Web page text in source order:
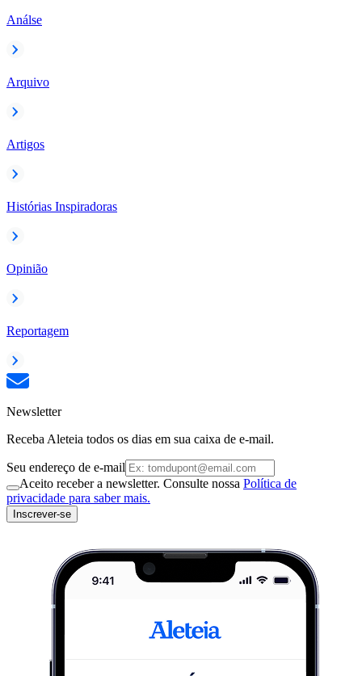
Análse
Arquivo
Artigos
Histórias Inspiradoras
Opinião
Reportagem
Newsletter
Receba Aleteia todos os dias em sua caixa de e-mail.
Seu endereço de e-mail
Aceito receber a newsletter. Consulte nossa Política de
privacidade para saber mais.
Inscrever-se